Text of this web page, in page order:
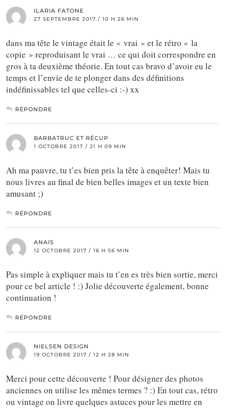
ILARIA FATONE
27 SEPTEMBRE 2017 / 10 H 26 MIN
dans ma tête le vintage était le « vrai » et le rétro « la
copie » reproduisant le vrai … ce qui doit correspondre en
gros à ta deuxième théorie. En tout cas bravo d’avoir eu le
temps et l’envie de te plonger dans des définitions
indéfinissables tel que celles-ci :-) xx
RÉPONDRE
BARBATRUC ET RÉCUP
1 OCTOBRE 2017 / 21 H 09 MIN
Ah ma pauvre, tu t’es bien pris la tête à enquêter! Mais tu
nous livres au final de bien belles images et un texte bien
amusant ;)
RÉPONDRE
ANAIS
12 OCTOBRE 2017 / 16 H 56 MIN
Pas simple à expliquer mais tu t’en es très bien sortie, merci
pour ce bel article ! :) Jolie découverte également, bonne
continuation !
RÉPONDRE
NIELSEN DESIGN
19 OCTOBRE 2017 / 12 H 28 MIN
Merci pour cette découverte ! Pour désigner des photos
anciennes on utilise les mêmes termes ? :) En tout cas, rétro
ou vintage on livre quelques astuces pour les mettre en